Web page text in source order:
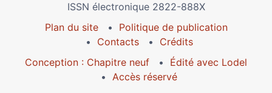
ISSN électronique 2822-888X
Plan du site
Politique de publication
Contacts
Crédits
Conception : Chapitre neuf
Édité avec Lodel
Accès réservé